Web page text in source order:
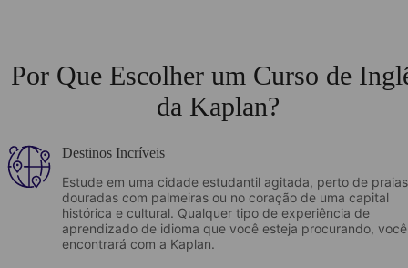
Por Que Escolher um Curso de
da Kaplan?
Destinos Incríveis
Estude em uma cidade estudantil agitada, perto de praias
douradas com palmeiras ou no coração de uma capital
histórica e cultural. Qualquer tipo de experiência de
aprendizado de idioma que você esteja procurando, você
encontrará com a Kaplan.